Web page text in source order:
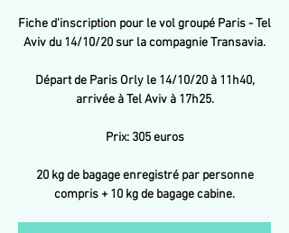
Fiche d'inscription pour le vol groupé Paris - Tel
Aviv du 14/10/20 sur la compagnie Transavia.
Départ de Paris Orly le 14/10/20 à 11h40,
arrivée à Tel Aviv à 17h25.
Prix: 305 euros
20 kg de bagage enregistré par personne
compris + 10 kg de bagage cabine.